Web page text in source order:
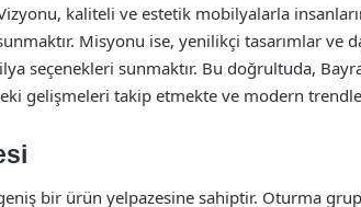
kaliteli ve estetik mobilyalarla
Misyonu ise, yenilikçi tasarımlar ve
seçenekleri sunmaktır. Bu doğrultuda,
gelişmeleri takip etmekte ve modern
bir ürün yelpazesine sahiptir. Oturma